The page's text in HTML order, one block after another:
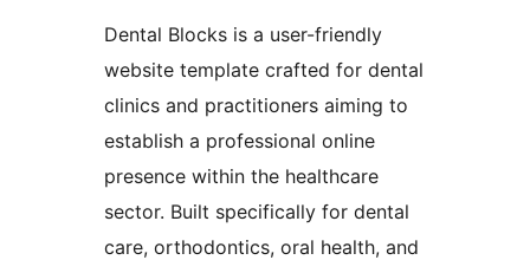
Dental Blocks is a user-friendly
website template crafted for dental
clinics and practitioners aiming to
establish a professional online
presence within the healthcare
sector. Built specifically for dental
care, orthodontics, oral health, and